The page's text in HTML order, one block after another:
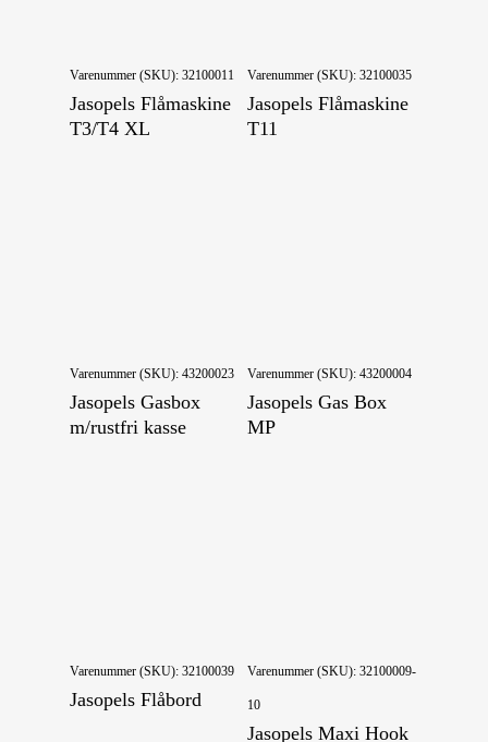
Varenummer (SKU): 32100011
Jasopels Flåmaskine
T3/T4 XL
Varenummer (SKU): 32100035
Jasopels Flåmaskine
T11
Varenummer (SKU): 43200023
Jasopels Gasbox
m/rustfri kasse
Varenummer (SKU): 43200004
Jasopels Gas Box
MP
Varenummer (SKU): 32100039
Jasopels Flåbord
Varenummer (SKU): 32100009-
10
Jasopels Maxi Hook